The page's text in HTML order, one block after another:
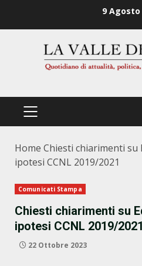
9 Agosto
PRIMÄRES
Home Chiesti chiarimenti su
ipotesi CCNL 2019/2021
Comunicati Stampa
Chiesti chiarimenti su
ipotesi CCNL 2019/2021
22 Ottobre 2023